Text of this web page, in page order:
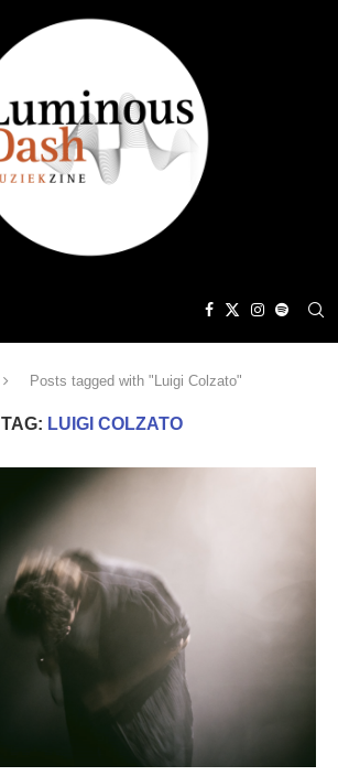
Posts tagged with "Luigi Colzato"
TAG: LUIGI COLZATO